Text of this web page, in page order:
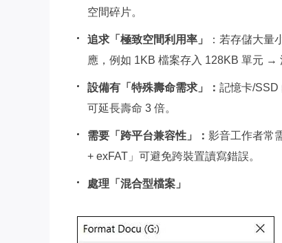
空間碎片。
追求「極致空間利用率」
：若存儲大量
應，例如 1KB 檔案存入 128KB 單元 →
設備有「特殊壽命需求」： 記憶卡/SSD
可延長壽命 3 倍。
需要「跨平台兼容性」： 影音工作者常
+ exFAT」可避免跨裝置讀寫錯誤。
處理「混合型檔案」